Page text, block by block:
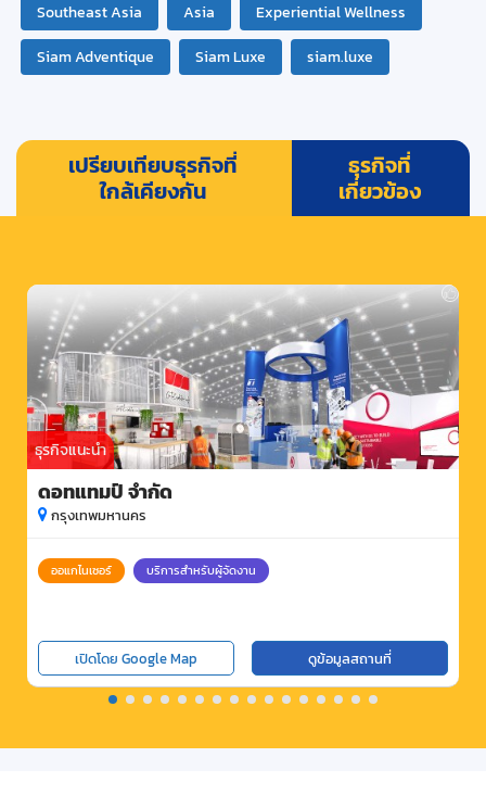
Southeast Asia
Asia
Experiential Wellness
Siam Adventique
Siam Luxe siam.luxe
เปรียบเทียบธุรกิจที่
ใกล้เคียงกัน
ธุรกิจที่
เกี่ยวข้อง
ธุรกิจแนะนำ
ดอทแทมป์ จำกัด
กรุงเทพมหานคร
ออแกไนเซอร์ บริการสำหรับผู้จัดงาน
เปิดโดย Google Map ดูข้อมูลสถานที่